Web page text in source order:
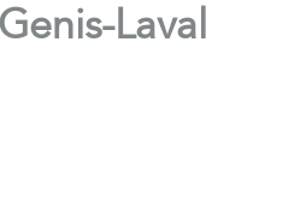
Laval